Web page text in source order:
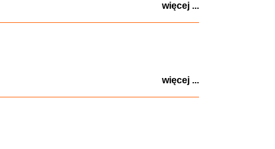
więcej ...
więcej ...